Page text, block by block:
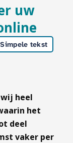
uw
Simpele tekst
heel
het
deel
vaker per